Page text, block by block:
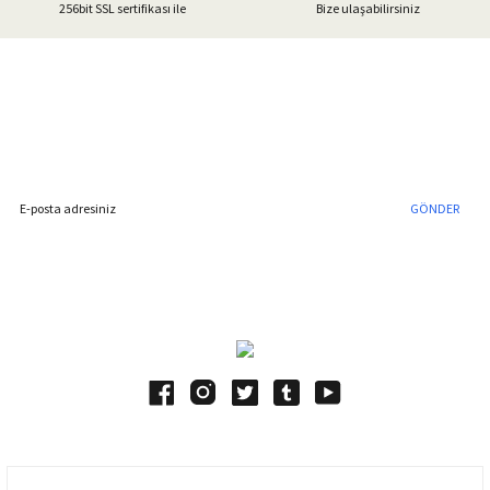
Gönder
256bit SSL sertifikası ile
Bize ulaşabilirsiniz
GÖNDER